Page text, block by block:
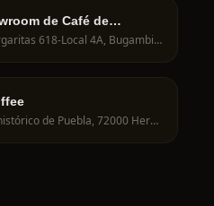
de Café de
Plaza Alpa, Av. las Margaritas 618-Local 4A, Bugambilias, San Baltazar Campeche, 72550, Bugambilias, San Baltazar Campeche, 72580 Heroica Puebla de Zaragoza, Pue., Mexico
C. 2 Sur 1103, Centro histórico de Puebla, 72000 Heroica Puebla de Zaragoza, Pue., Mexico